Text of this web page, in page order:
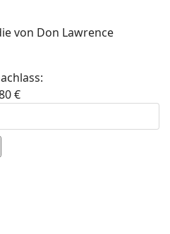
von Don Lawrence
€